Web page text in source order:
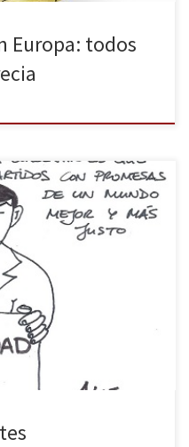
Europa: todos
dijo hace unos días
partidos que hacen
generan mucha
empleos, ya tal.